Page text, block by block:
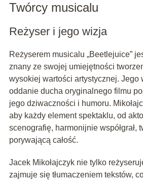
Twórcy musicalu
Reżyser i jego wizja
Reżyserem musicalu „Beetlejuice”
znany ze swojej umiejętności
wysokiej wartości artystycznej. Jego
oddanie ducha oryginalnego filmu
jego dziwaczności i humoru.
aby każdy element spektaklu, od
scenografię, harmonijnie współgrał,
porywającą całość.
Jacek Mikołajczyk nie tylko
zajmuje się tłumaczeniem tekstów,